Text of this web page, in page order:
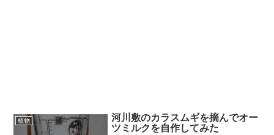
植物
河川敷のカラスムギを摘んでオー
ツミルクを自作してみた